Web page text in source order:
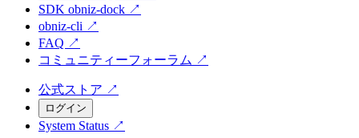
SDK obniz-dock ↗
obniz-cli ↗
FAQ ↗
コミュニティーフォーラム ↗
公式ストア ↗
ログイン
System Status ↗